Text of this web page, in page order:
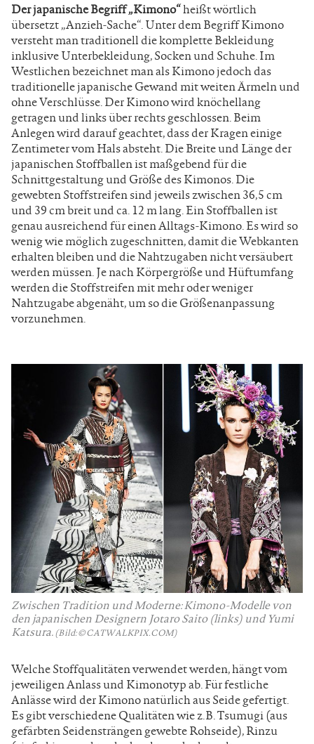
Der japanische Begriff „Kimono“heißt wörtlich
übersetzt „Anzieh-Sache“. Unter dem Begriff Kimono
versteht man traditionell die komplette Bekleidung
inklusive Unterbekleidung, Socken und Schuhe. Im
Westlichen bezeichnet man als Kimono jedoch das
traditionelle japanische Gewand mit weiten Ärmeln und
ohne Verschlüsse. Der Kimono wird knöchellang
getragen und links über rechts geschlossen. Beim
Anlegen wird darauf geachtet, dass der Kragen einige
Zentimeter vom Hals absteht. Die Breite und Länge der
japanischen Stoffballen ist maßgebend für die
Schnittgestaltung und Größe des Kimonos. Die
gewebten Stoffstreifen sind jeweils zwischen 36,5 cm
und 39 cm breit und ca. 12 m lang. Ein Stoffballen ist
genau ausreichend für einen Alltags-Kimono. Es wird so
wenig wie möglich zugeschnitten, damit die Webkanten
erhalten bleiben und die Nahtzugaben nicht versäubert
werden müssen. Je nach Körpergröße und Hüftumfang
werden die Stoffstreifen mit mehr oder weniger
Nahtzugabe abgenäht, um so die Größenanpassung
vorzunehmen.
Zwischen Tradition und Moderne: Kimono-Modelle von
den japanischen Designern Jotaro Saito (links) und Yumi
Katsura. (Bild: © CATWALKPIX.COM)
Welche Stoffqualitäten verwendet werden, hängt vom
jeweiligen Anlass und Kimonotyp ab. Für festliche
Anlässe wird der Kimono natürlich aus Seide gefertigt.
Es gibt verschiedene Qualitäten wie z.B. Tsumugi (aus
gefärbten Seidensträngen gewebte Rohseide), Rinzu